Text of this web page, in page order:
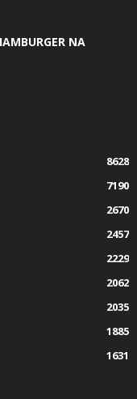
NA
8628
7190
2670
2457
2229
2062
2035
1885
1631